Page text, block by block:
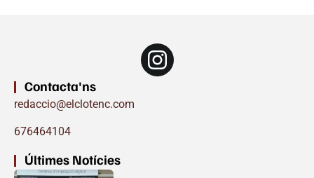
Contacta'ns
redaccio@elclotenc.com
676464104
Últimes Notícies